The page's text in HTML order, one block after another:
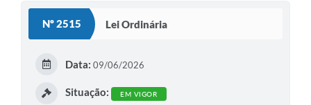
Nº 2515 Lei Ordinária
Data: 09/06/2026
Situação: EM VIGOR